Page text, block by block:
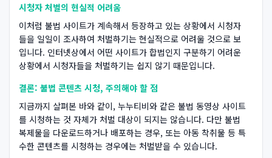
시청자 처벌의 현실적 어려움
이처럼 불법 사이트가 계속해서 등장하고 있는 상황에서 시청자
들을 일일이 조사하여 처벌하기는 현실적으로 어려울 것으로 보
입니다. 인터넷상에서 어떤 사이트가 합법인지 구분하기 어려운
상황에서 시청자들을 처벌하기는 쉽지 않기 때문입니다.
결론: 불법 콘텐츠 시청, 주의해야 할 점
지금까지 살펴본 바와 같이, 누누티비와 같은 불법 동영상 사이트
를 시청하는 것 자체가 처벌 대상이 되지는 않습니다. 다만 불법
복제물을 다운로드하거나 배포하는 경우, 또는 아동 착취물 등 특
수한 콘텐츠를 시청하는 경우에는 처벌받을 수 있습니다.